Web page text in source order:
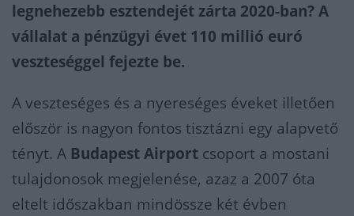
legnehezebb esztendejét zárta 2020-ban? A
vállalat a pénzügyi évet 110 millió euró
veszteséggel fejezte be.
A veszteséges és a nyereséges éveket illetően
először is nagyon fontos tisztázni egy alapvető
tényt. A Budapest Airport csoport a mostani
tulajdonosok megjelenése, azaz a 2007 óta
eltelt időszakban mindössze két évben